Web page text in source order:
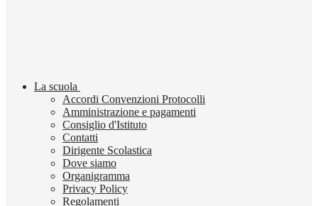
La scuola
Accordi Convenzioni Protocolli
Amministrazione e pagamenti
Consiglio d'Istituto
Contatti
Dirigente Scolastica
Dove siamo
Organigramma
Privacy Policy
Regolamenti